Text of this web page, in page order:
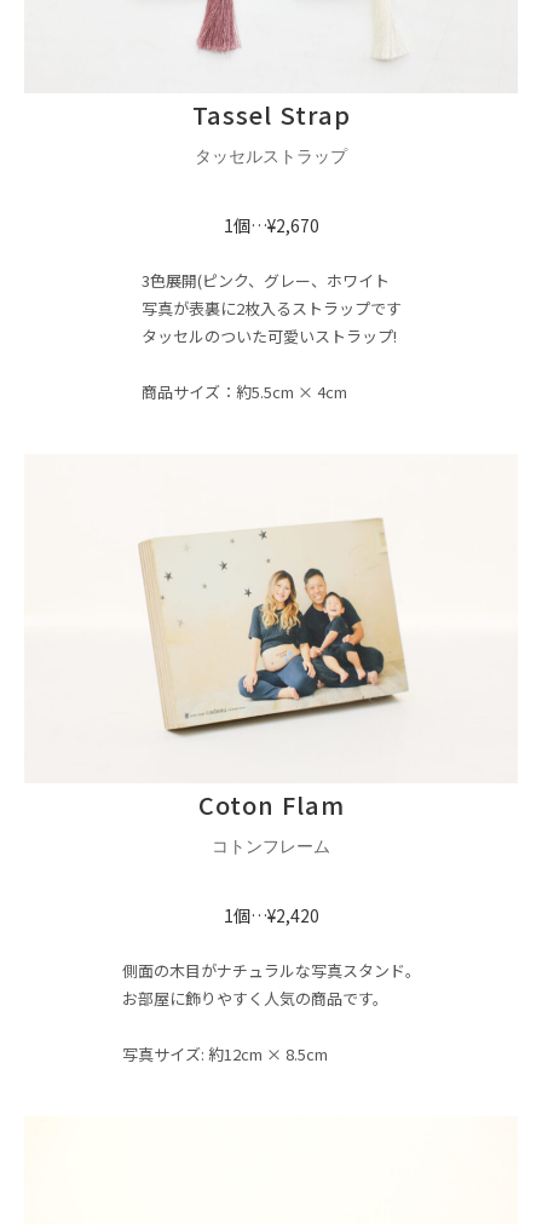
Tassel Strap
タッセルストラップ
1個…¥2,670
3色展開(ピンク、グレー、ホワイト
写真が表裏に2枚入るストラップです
タッセルのついた可愛いストラップ!
商品サイズ：約5.5cm × 4cm
Coton Flam
コトンフレーム
1個…¥2,420
側面の木目がナチュラルな写真スタンド。
お部屋に飾りやすく人気の商品です。
写真サイズ: 約12cm × 8.5cm